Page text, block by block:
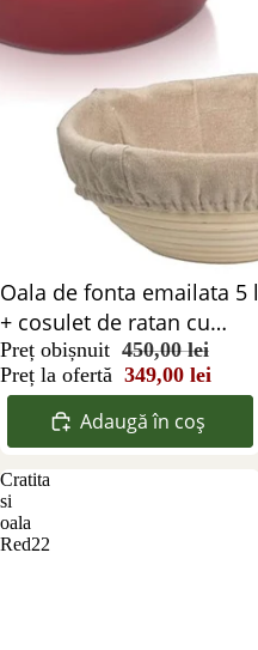
Reducere 22%
Oala de fonta emailata 5 l
+ cosulet de ratan cu
panza
Preț obișnuit 450,00 lei
Preț la ofertă 349,00 lei
Adaugă în coș
Cratita
si
oala
Red22